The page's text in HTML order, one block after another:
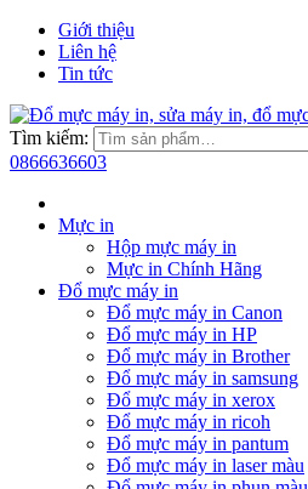
Giới thiệu
Liên hệ
Tin tức
Tìm kiếm:
0866636603
Mực in
Hộp mực máy in
Mực in Chính Hãng
Đổ mực máy in
Đổ mực máy in Canon
Đổ mực máy in HP
Đổ mực máy in Brother
Đổ mực máy in samsung
Đổ mực máy in xerox
Đổ mực máy in ricoh
Đổ mực máy in pantum
Đổ mực máy in laser màu